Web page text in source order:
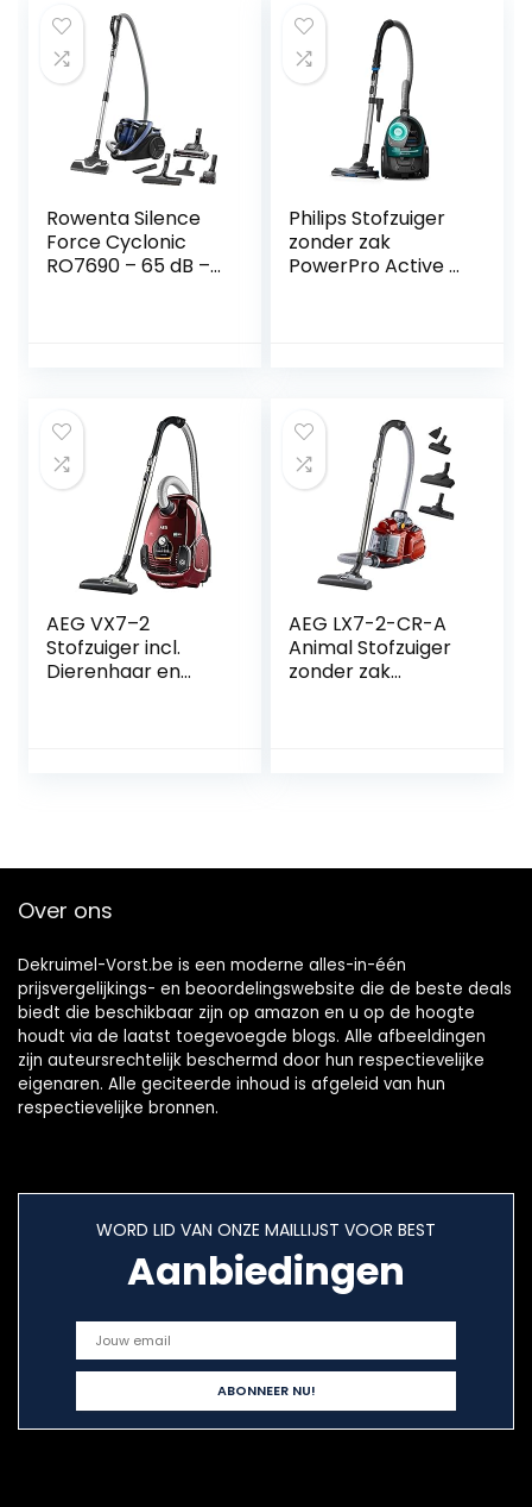
Rowenta Silence
Force Cyclonic
RO7690 – 65 dB –
Comfort
handgreep
Philips Stofzuiger
zonder zak
PowerPro Active –
stofcapaciteit –
FC9555/09
AEG VX7–2
Stofzuiger incl.
Dierenhaar en
AEG LX7-2-CR-A
Animal Stofzuiger
zonder zak
wasbaar Hygiene
Over ons
Dekruimel-Vorst.be is een moderne alles-in-één
prijsvergelijkings- en beoordelingswebsite die de beste deals
biedt die beschikbaar zijn op amazon en u op de hoogte
houdt via de laatst toegevoegde blogs. Alle afbeeldingen
zijn auteursrechtelijk beschermd door hun respectievelijke
eigenaren. Alle geciteerde inhoud is afgeleid van hun
respectievelijke bronnen.
WORD LID VAN ONZE MAILLIJST VOOR BEST
Aanbiedingen